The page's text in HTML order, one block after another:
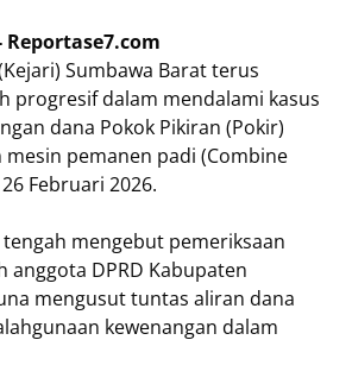
Sumbawa Barat terus
progresif dalam mendalami kasus
dana Pokok Pikiran (Pokir)
pemanen padi (Combine
Februari 2026.
tengah mengebut pemeriksaan
anggota DPRD Kabupaten
mengusut tuntas aliran dana
kewenangan dalam